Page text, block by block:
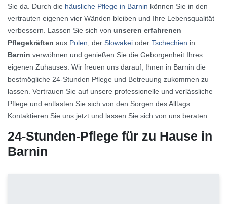
Sie da. Durch die häusliche Pflege in Barnin können Sie in den
vertrauten eigenen vier Wänden bleiben und Ihre Lebensqualität
verbessern. Lassen Sie sich von unseren erfahrenen
Pflegekräften aus Polen, der Slowakei oder Tschechien in
Barnin verwöhnen und genießen Sie die Geborgenheit Ihres
eigenen Zuhauses. Wir freuen uns darauf, Ihnen in Barnin die
bestmögliche 24-Stunden Pflege und Betreuung zukommen zu
lassen. Vertrauen Sie auf unsere professionelle und verlässliche
Pflege und entlasten Sie sich von den Sorgen des Alltags.
Kontaktieren Sie uns jetzt und lassen Sie sich von uns beraten.
24-Stunden-Pflege für zu Hause in
Barnin